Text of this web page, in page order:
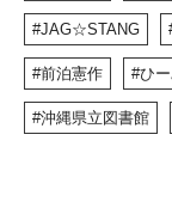
JAG☆STANG
前泊憲作 ひ
沖縄県立図書館